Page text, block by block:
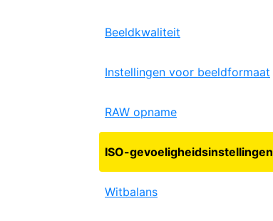
Beeldkwaliteit
Instellingen voor beeldformaat
RAW opname
ISO-gevoeligheidsinstellingen
Witbalans